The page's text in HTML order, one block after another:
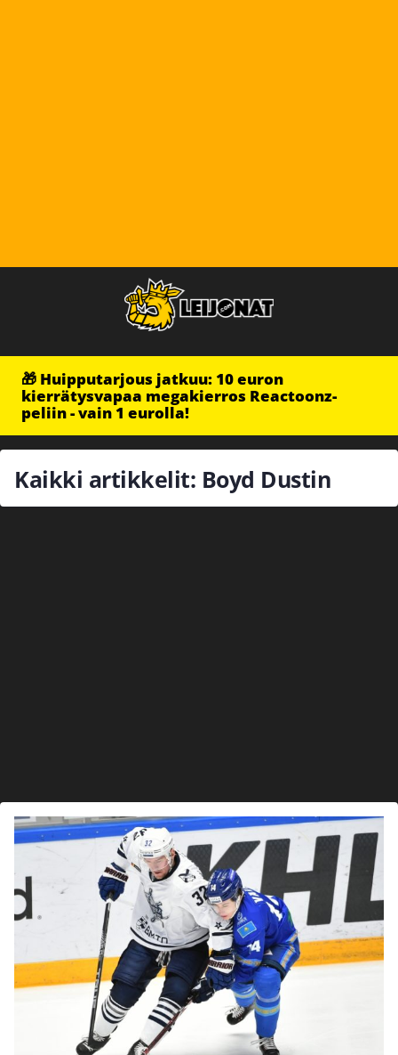
🎁 Huipputarjous jatkuu: 10 euron
kierrätysvapaa megakierros Reactoonz-
peliin - vain 1 eurolla!
Kaikki artikkelit: Boyd Dustin